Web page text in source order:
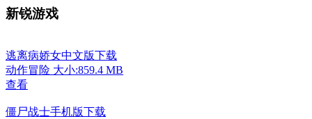
新锐游戏
逃离病娇女中文版下载
动作冒险 大小:859.4 MB
查看
僵尸战士手机版下载